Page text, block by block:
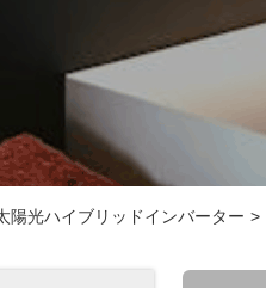
陽光ハイブリッドインバーター >